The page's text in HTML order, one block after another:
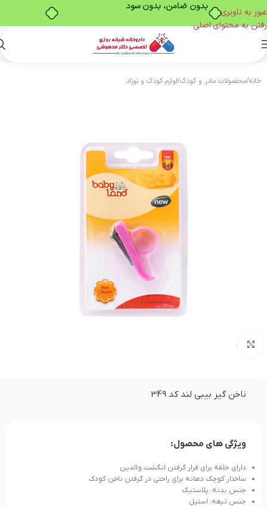
بدون ضامن، بدون سود
عبور به ناوبری
رفتن به محتوای اصلی
خانه/محصولات مادر و کودک/لوازم کودک و نوزاد
بزرگنمایی تصویر
ناخن گیر بیبی لند کد 349
ویژگی های محصول:
دارای حلقه برای قرار گرفتن انگشت والدین
ساختار کوچک دهانه برای راحتی در گرفتن ناخن کودک
جنس بدنه: پلاستیک
جنس تیغه: استیل